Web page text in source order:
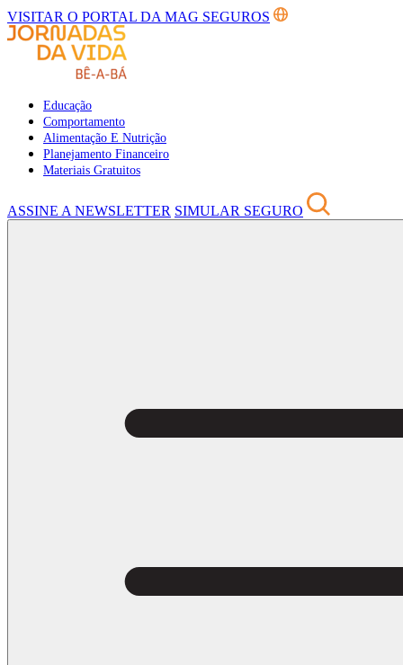
VISITAR O PORTAL DA MAG SEGUROS
Educação
Comportamento
Alimentação E Nutrição
Planejamento Financeiro
Materiais Gratuitos
ASSINE A NEWSLETTER SIMULAR SEGURO